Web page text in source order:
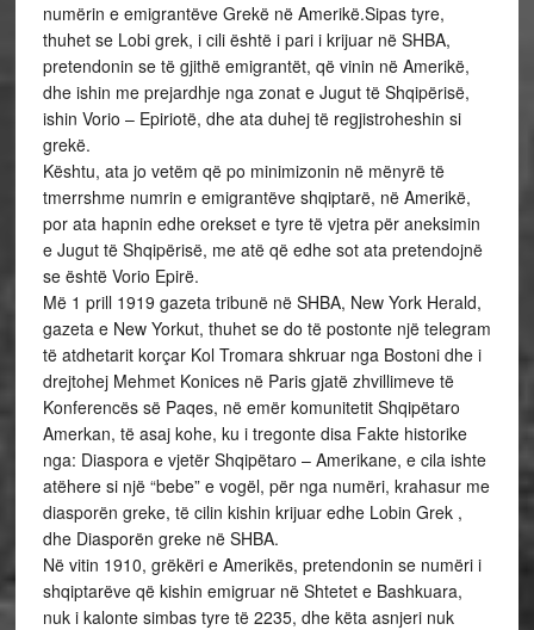
numërin e emigrantëve Grekë në Amerikë.Sipas tyre,
thuhet se Lobi grek, i cili është i pari i krijuar në SHBA,
pretendonin se të gjithë emigrantët, që vinin në Amerikë,
dhe ishin me prejardhje nga zonat e Jugut të Shqipërisë,
ishin Vorio – Epiriotë, dhe ata duhej të regjistroheshin si
grekë.
Kështu, ata jo vetëm që po minimizonin në mënyrë të
tmerrshme numrin e emigrantëve shqiptarë, në Amerikë,
por ata hapnin edhe orekset e tyre të vjetra për aneksimin
e Jugut të Shqipërisë, me atë që edhe sot ata pretendojnë
se është Vorio Epirë.
Më 1 prill 1919 gazeta tribunë në SHBA, New York Herald,
gazeta e New Yorkut, thuhet se do të postonte një telegram
të atdhetarit korçar Kol Tromara shkruar nga Bostoni dhe i
drejtohej Mehmet Konices në Paris gjatë zhvillimeve të
Konferencës së Paqes, në emër komunitetit Shqipëtaro
Amerkan, të asaj kohe, ku i tregonte disa Fakte historike
nga: Diaspora e vjetër Shqipëtaro – Amerikane, e cila ishte
atëhere si një “bebe” e vogël, për nga numëri, krahasur me
diasporën greke, të cilin kishin krijuar edhe Lobin Grek ,
dhe Diasporën greke në SHBA.
Në vitin 1910, grëkëri e Amerikës, pretendonin se numëri i
shqiptarëve që kishin emigruar në Shtetet e Bashkuara,
nuk i kalonte simbas tyre të 2235, dhe këta asnjeri nuk